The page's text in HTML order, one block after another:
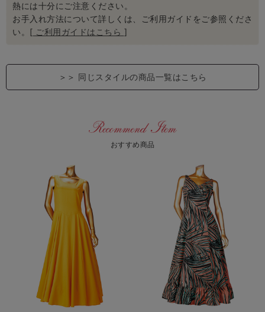
熱には十分にご注意ください。
お手入れ方法について詳しくは、ご利用ガイドをご参照くださ
い。[ ご利用ガイドはこちら ]
＞＞ 同じスタイルの商品一覧はこちら
おすすめ商品